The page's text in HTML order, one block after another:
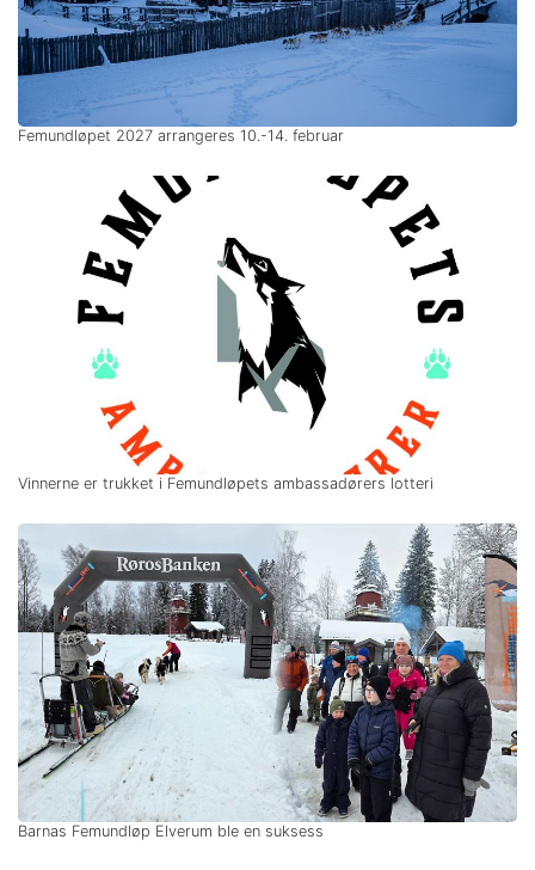
Femundløpet 2027 arrangeres 10.-14. februar
Vinnerne er trukket i Femundløpets ambassadørers lotteri
Barnas Femundløp Elverum ble en suksess